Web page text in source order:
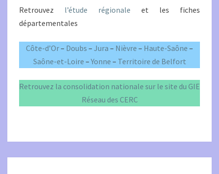
Retrouvez l’étude régionale et les fiches
départementales
Côte-d’Or– Doubs – Jura – Nièvre – Haute-Saône –
Saône-et-Loire – Yonne – Territoire de Belfort
Retrouvez la consolidation nationale sur le site du GIE
Réseau des CERC